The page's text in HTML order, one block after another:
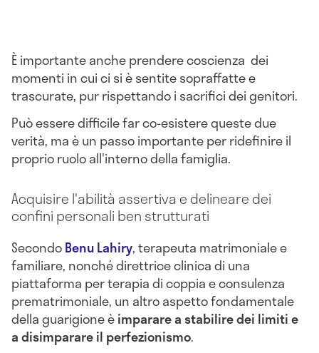
È importante anche prendere coscienza dei
momenti in cui ci si è sentite sopraffatte e
trascurate, pur rispettando i sacrifici dei genitori.
Può essere difficile far co-esistere queste due
verità, ma è un passo importante per ridefinire il
proprio ruolo all'interno della famiglia.
Acquisire l'abilità assertiva e delineare dei
confini personali ben strutturati
SecondoBenu Lahiry, terapeuta matrimoniale e
familiare, nonché direttrice clinica di una
piattaforma per terapia di coppia e consulenza
prematrimoniale, un altro aspetto fondamentale
della guarigione èimparare a stabilire dei limiti e
a disimparare il perfezionismo.